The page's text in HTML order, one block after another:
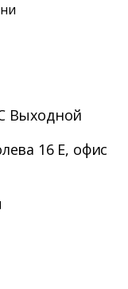
Выходной
16 Е, офис